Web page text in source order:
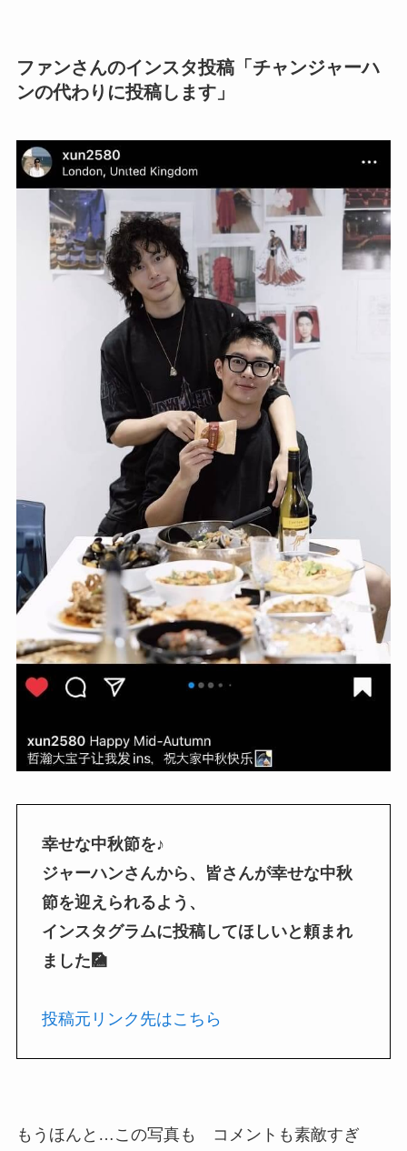
ファンさんのインスタ投稿「チャンジャーハ
ンの代わりに投稿します」
幸せな中秋節を♪
ジャーハンさんから、皆さんが幸せな中秋
節を迎えられるよう、
インスタグラムに投稿してほしいと頼まれ
ました🎑
投稿元リンク先はこちら
もうほんと…この写真も コメントも素敵すぎ